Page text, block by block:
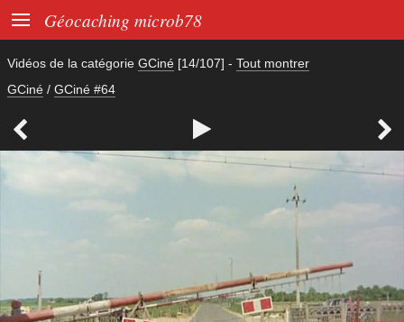
 Géocaching microb78
Vidéos de la catégorie GCiné [14/107] - Tout montrer
GCiné / GCiné #64
  